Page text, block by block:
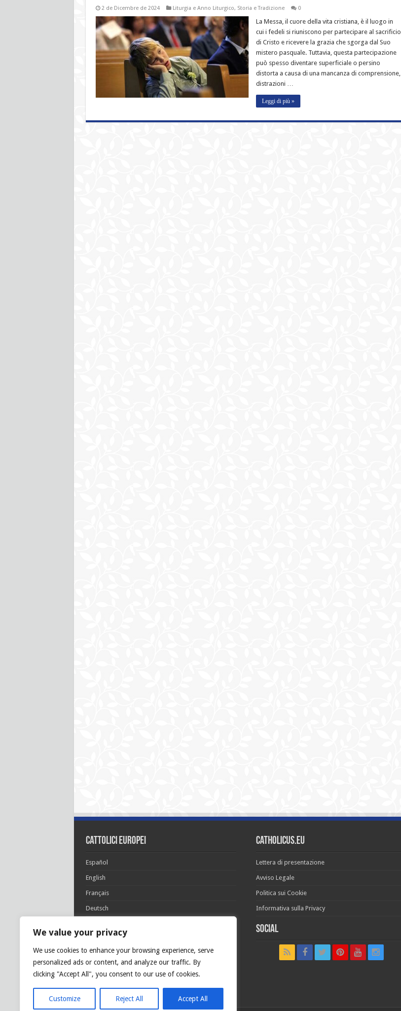
We value your privacy
We use cookies to enhance your browsing experience, serve
personalized ads or content, and analyze our traffic. By
clicking "Accept All", you consent to our use of cookies.
Customize Reject All Accept All
2 de Dicembre de 2024 Liturgia e Anno Liturgico, Storia e Tradizione 0
La Messa, il cuore della vita cristiana, è il luogo in
cui i fedeli si riuniscono per partecipare al sacrificio
di Cristo e ricevere la grazia che sgorga dal Suo
mistero pasquale. Tuttavia, questa partecipazione
può spesso diventare superficiale o persino
distorta a causa di una mancanza di comprensione,
distrazioni …
Leggi di più »
cattolici europei
Español
English
Français
Deutsch
Português
Polski
Glória Patri, et Fílio, et Spirítui Sancto. Sicut erat in
princípio, et nunc et semper et in sǽcula
sæculórum. Amen.
Catholicus.eu
Lettera di presentazione
Avviso Legale
Politica sui Cookie
Informativa sulla Privacy
Social